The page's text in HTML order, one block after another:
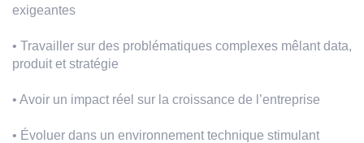
exigeantes
• Travailler sur des problématiques complexes mêlant data,
produit et stratégie
• Avoir un impact réel sur la croissance de l’entreprise
• Évoluer dans un environnement technique stimulant